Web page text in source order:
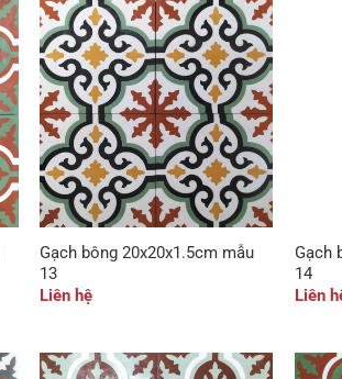
Gạch bông 20x20x1.5cm mẫu
13
Liên hệ
Gạch
14
Liên